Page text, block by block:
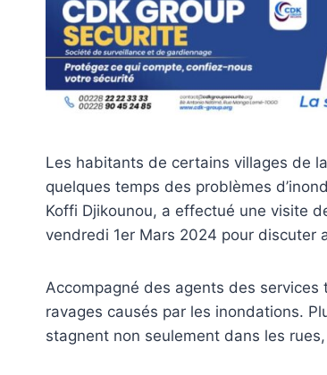
Les habitants de certains villages de
quelques temps des problèmes
Koffi Djikounou, a effectué une visite
vendredi 1er Mars 2024 pour discuter
Accompagné des agents des
ravages causés par les inondations.
stagnent non seulement dans les